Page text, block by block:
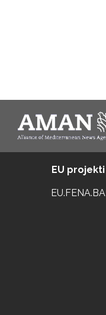
EU projekti
EU.FENA.BA